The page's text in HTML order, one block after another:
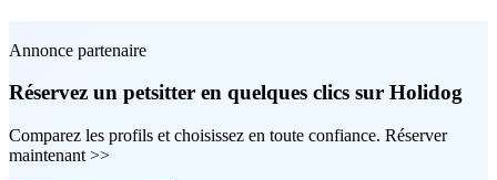
Annonce partenaire
Réservez un petsitter en quelques clics sur Holidog
Comparez les profils et choisissez en toute confiance. Réserver
maintenant >>